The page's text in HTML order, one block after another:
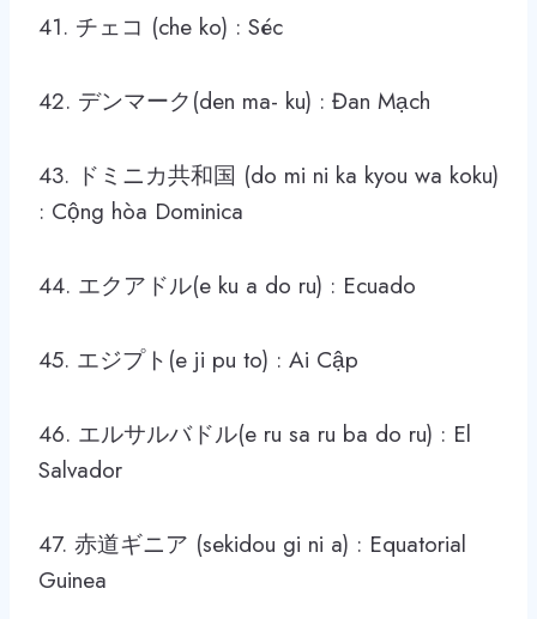
41. チェコ (che ko) : Séc
42. デンマーク(den ma- ku) : Đan Mạch
43. ドミニカ共和国 (do mi ni ka kyou wa koku)
: Cộng hòa Dominica
44. エクアドル(e ku a do ru) : Ecuado
45. エジプト(e ji pu to) : Ai Cập
46. エルサルバドル(e ru sa ru ba do ru) : El
Salvador
47. 赤道ギニア (sekidou gi ni a) : Equatorial
Guinea